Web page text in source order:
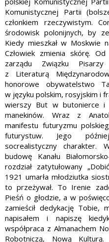
Komunistycznej Partii
członkiem rzeczywistym.
środowisk polonijnych, by
Kiedy mieszkał w Moskwie
Człowiek zmienia skórę.
zarządu Związku Pisarzy
z Literaturą
honorowe obywatelstwo
w języku polskim, rosyjskim i
wierszy But w butonierce i
manekinów. Wraz z
manifestu futuryzmu
futurystuw. Jego
socrealistyczny charakter.
budowę Kanału
rozdział zatytułowany
1921 umarła młodziutka
to przeżywał. To Irenie
Pieśń o głodzie, a w
zamieścił dedykację Tobie,
napisałem i napiszę
współpraca z Almanachem
Robotniczą, Nową